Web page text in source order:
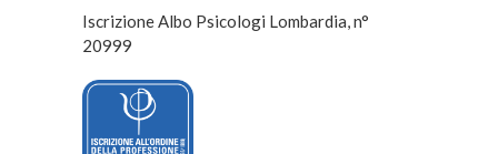
Iscrizione Albo Psicologi Lombardia, n°
20999